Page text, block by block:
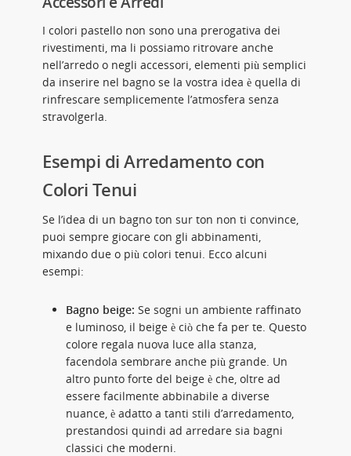
I colori pastello non sono una prerogativa dei
rivestimenti, ma li possiamo ritrovare anche
nell’arredo o negli accessori, elementi più semplici
da inserire nel bagno se la vostra idea è quella di
rinfrescare semplicemente l’atmosfera senza
stravolgerla.
Esempi di Arredamento con
Colori Tenui
Se l’idea di un bagno ton sur ton non ti convince,
puoi sempre giocare con gli abbinamenti,
mixando due o più colori tenui. Ecco alcuni
esempi:
Bagno beige: Se sogni un ambiente raffinato
e luminoso, il beige è ciò che fa per te. Questo
colore regala nuova luce alla stanza,
facendola sembrare anche più grande. Un
altro punto forte del beige è che, oltre ad
essere facilmente abbinabile a diverse
nuance, è adatto a tanti stili d’arredamento,
prestandosi quindi ad arredare sia bagni
classici che moderni.